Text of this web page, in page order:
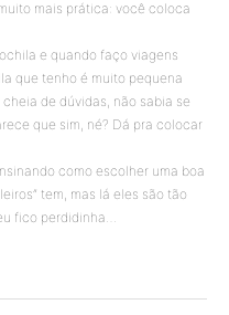
mais prática: você coloca
e quando faço viagens
que tenho é muito pequena
de dúvidas, não sabia se
que sim, né? Dá pra colocar
como escolher uma boa
tem, mas lá eles são tão
fico perdidinha…